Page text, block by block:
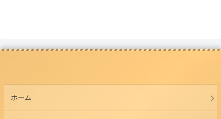
ホーム